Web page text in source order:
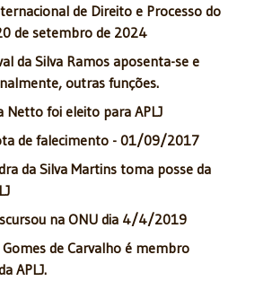
de Direito e Processo do
de setembro de 2024
da Silva Ramos aposenta-se e
outras funções.
Netto foi eleito para APLJ
de falecimento - 01/09/2017
da Silva Martins toma posse da
na ONU dia 4/4/2019
de Carvalho é membro
APLJ.